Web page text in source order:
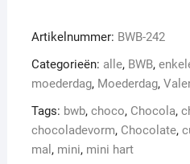
aantal
Artikelnummer: BWB-242
Categorieën: alle, BWB,
moederdag, Moederdag,
Tags: bwb, choco, Chocola,
chocoladevorm, Chocolate,
mal , mini, mini hart